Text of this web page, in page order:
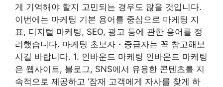
게 기억해야 할지 고민되는 경우도 많을 것입니다.
이번에는 마케팅 기본 용어를 중심으로 마케팅 지
표, 디지털 마케팅, SEO, 광고 등에 관한 용어를 정
리했습니다. 마케팅 초보자・중급자는 꼭 참고해보
시길 바랍니다. 1. 인바운드 마케팅 인바운드 마케팅
은 웹사이트, 블로그, SNS에서 유용한 콘텐츠를 지
속적으로 제공하고 ‘잠재 고객에게 자사를 찾게 하